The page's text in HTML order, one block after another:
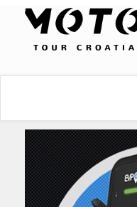
UmPaDrum
Moto servisi
Damir Žerić - ELPASSO
Dario Dinter - Moto TOZ